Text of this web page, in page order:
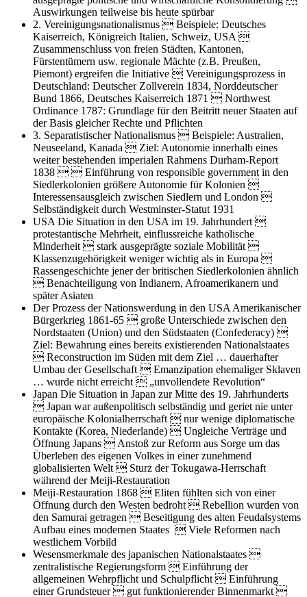
Auswirkungen teilweise bis heute spürbar
2. Vereinigungsnationalismus  Beispiele: Deutsches
Kaiserreich, Königreich Italien, Schweiz, USA 
Zusammenschluss von freien Städten, Kantonen,
Fürstentümern usw. regionale Mächte (z.B. Preußen,
Piemont) ergreifen die Initiative  Vereinigungsprozess in
Deutschland: Deutscher Zollverein 1834, Norddeutscher
Bund 1866, Deutsches Kaiserreich 1871  Northwest
Ordinance 1787: Grundlage für den Beitritt neuer Staaten auf
der Basis gleicher Rechte und Pflichten
3. Separatistischer Nationalismus  Beispiele: Australien,
Neuseeland, Kanada  Ziel: Autonomie innerhalb eines
weiter bestehenden imperialen Rahmens Durham-Report
1838   Einführung von responsible government in den
Siedlerkolonien größere Autonomie für Kolonien 
Interessensausgleich zwischen Siedlern und London 
Selbständigkeit durch Westminster-Statut 1931
USA Die Situation in den USA im 19. Jahrhundert 
protestantische Mehrheit, einflussreiche katholische
Minderheit  stark ausgeprägte soziale Mobilität 
Klassenzugehörigkeit weniger wichtig als in Europa 
Rassengeschichte jener der britischen Siedlerkolonien ähnlich
 Benachteiligung von Indianern, Afroamerikanern und
später Asiaten
Der Prozess der Nationswerdung in den USA Amerikanischer
Bürgerkrieg 1861-65  große Unterschiede zwischen den
Nordstaaten (Union) und den Südstaaten (Confederacy) 
Ziel: Bewahrung eines bereits existierenden Nationalstaates
 Reconstruction im Süden mit dem Ziel … dauerhafter
Umbau der Gesellschaft  Emanzipation ehemaliger Sklaven
… wurde nicht erreicht  „unvollendete Revolution“
Japan Die Situation in Japan zur Mitte des 19. Jahrhunderts
 Japan war außenpolitisch selbständig und geriet nie unter
europäische Kolonialherrschaft  nur wenige diplomatische
Kontakte (Korea, Niederlande)  Ungleiche Verträge und
Öffnung Japans  Anstoß zur Reform aus Sorge um das
Überleben des eigenen Volkes in einer zunehmend
globalisierten Welt  Sturz der Tokugawa-Herrschaft
während der Meiji-Restauration
Meiji-Restauration 1868  Eliten fühlten sich von einer
Öffnung durch den Westen bedroht  Rebellion wurden von
den Samurai getragen  Beseitigung des alten Feudalsystems
Aufbau eines modernen Staates  Viele Reformen nach
westlichem Vorbild
Wesensmerkmale des japanischen Nationalstaates 
zentralistische Regierungsform  Einführung der
allgemeinen Wehrpflicht und Schulpflicht  Einführung
einer Grundsteuer  gut funktionierender Binnenmarkt 